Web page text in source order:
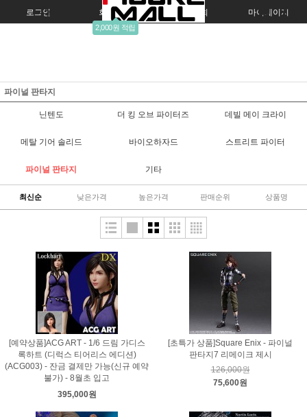
로그인 회원가입
2,000원 적립
주문조회 마이페이지
파이널 판타지
닌텐도 더 킹 오브 파이터즈 데빌 메이 크라이
메탈 기어 솔리드 바이오하자드 스트리트 파이터
파이널 판타지 기타
최신순 낮은가격 높은가격 판매순위 상품명
[예약상품]ACG ART - 1/6 드림 가디스
록하트 (디럭스 티어리스 에디션)
(ACG003) - 잔금 결제만 가능(신규 예약
불가) - 8월초 입고
395,000원
[초특가 상품]Square Enix - 파이널
판타지7 리메이크 제시
126,000원
75,600원